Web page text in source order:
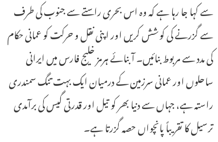
سے کہا جا رہا ہے کہ وہ اس بحری راستے سے جنوب کی طرف
سے گزرنے کی کوشش کریں اور اپنی نقل و حرکت کو عمانی حکام
کی مدد سے مربوط بنائیں۔ آبنائے ہرمز خلیج فارس میں ایرانی
ساحلوں اور عمانی سرزمین کے درمیان ایک بہت تنگ سمندری
راستہ ہے، جہاں سے دنیا بھر کو تیل اور قدرتی گیس کی برآمدی
ترسیل کا تقریباً پانچواں حصہ گزرتا ہے۔